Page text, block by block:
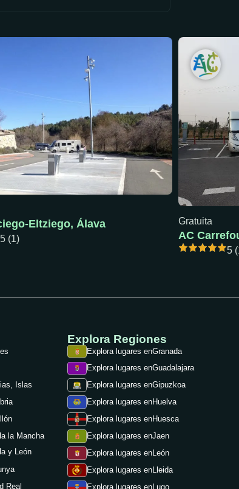
Eltziego, Álava
5 (1)
Gratuita
5
Islas
la Mancha
y León
Real
Explora Regiones
Explora lugares enGranada
Explora lugares enGuadalajara
Explora lugares enGipuzkoa
Explora lugares enHuelva
Explora lugares enHuesca
Explora lugares enJaen
Explora lugares en León
Explora lugares enLleida
Explora lugares enLugo